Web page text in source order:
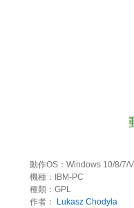
動作OS：Windows 10/8/7/
機種：IBM-PC
種類：GPL
作者：
Lukasz Chodyla